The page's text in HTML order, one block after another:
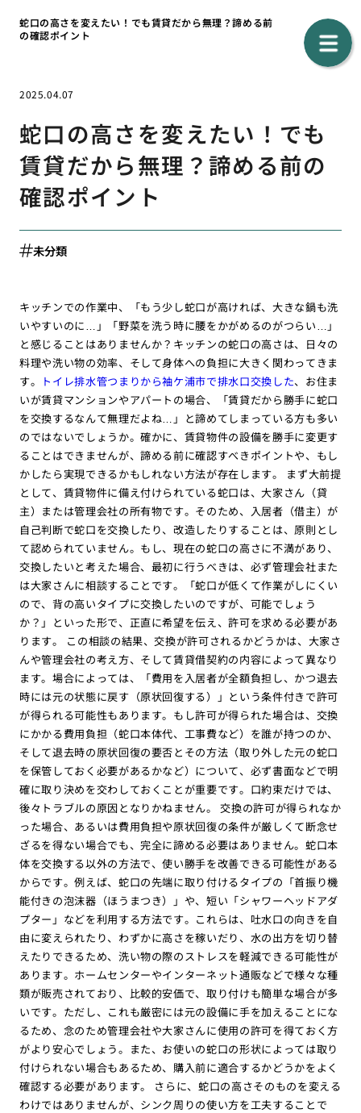
蛇口の高さを変えたい！でも賃貸だから無理？諦める前
の確認ポイント
2025.04.07
蛇口の高さを変えたい！でも
賃貸だから無理？諦める前の
確認ポイント
未分類
キッチンでの作業中、「もう少し蛇口が高ければ、大きな鍋も洗
いやすいのに…」「野菜を洗う時に腰をかがめるのがつらい…」
と感じることはありませんか？キッチンの蛇口の高さは、日々の
料理や洗い物の効率、そして身体への負担に大きく関わってきま
す。
トイレ排水管つまりから袖ケ浦市で排水口交換した、お住ま
いが賃貸マンションやアパートの場合、「賃貸だから勝手に蛇口
を交換するなんて無理だよね…」と諦めてしまっている方も多い
のではないでしょうか。確かに、賃貸物件の設備を勝手に変更す
ることはできませんが、諦める前に確認すべきポイントや、もし
かしたら実現できるかもしれない方法が存在します。 まず大前提
として、賃貸物件に備え付けられている蛇口は、大家さん（貸
主）または管理会社の所有物です。そのため、入居者（借主）が
自己判断で蛇口を交換したり、改造したりすることは、原則とし
て認められていません。もし、現在の蛇口の高さに不満があり、
交換したいと考えた場合、最初に行うべきは、必ず管理会社また
は大家さんに相談することです。「蛇口が低くて作業がしにくい
ので、背の高いタイプに交換したいのですが、可能でしょう
か？」といった形で、正直に希望を伝え、許可を求める必要があ
ります。 この相談の結果、交換が許可されるかどうかは、大家さ
んや管理会社の考え方、そして賃貸借契約の内容によって異なり
ます。場合によっては、「費用を入居者が全額負担し、かつ退去
時には元の状態に戻す（原状回復する）」という条件付きで許可
が得られる可能性もあります。もし許可が得られた場合は、交換
にかかる費用負担（蛇口本体代、工事費など）を誰が持つのか、
そして退去時の原状回復の要否とその方法（取り外した元の蛇口
を保管しておく必要があるかなど）について、必ず書面などで明
確に取り決めを交わしておくことが重要です。口約束だけでは、
後々トラブルの原因となりかねません。 交換の許可が得られなか
った場合、あるいは費用負担や原状回復の条件が厳しくて断念せ
ざるを得ない場合でも、完全に諦める必要はありません。蛇口本
体を交換する以外の方法で、使い勝手を改善できる可能性がある
からです。例えば、蛇口の先端に取り付けるタイプの「首振り機
能付きの泡沫器（ほうまつき）」や、短い「シャワーヘッドアダ
プター」などを利用する方法です。これらは、吐水口の向きを自
由に変えられたり、わずかに高さを稼いだり、水の出方を切り替
えたりできるため、洗い物の際のストレスを軽減できる可能性が
あります。ホームセンターやインターネット通販などで様々な種
類が販売されており、比較的安価で、取り付けも簡単な場合が多
いです。ただし、これも厳密には元の設備に手を加えることにな
るため、念のため管理会社や大家さんに使用の許可を得ておく方
がより安心でしょう。また、お使いの蛇口の形状によっては取り
付けられない場合もあるため、購入前に適合するかどうかをよく
確認する必要があります。 さらに、蛇口の高さそのものを変える
わけではありませんが、シンク周りの使い方を工夫することで